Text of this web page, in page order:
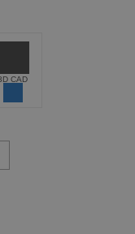
CAD